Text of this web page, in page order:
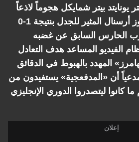
بيتر شمايكل هجوماً لاذعاً
على التحكيم عقب فوز أرسنال المثير للجدل بنتيجة 1-0
الحارس السابق عن غضبه
الفيديو المساعد هدف التعادل
المهدد بالهبوط في الدقائق
مدعياً أن «المدفعجية» يستفيدون من
كانوا ليتصدروا الدوري الإنجليزي